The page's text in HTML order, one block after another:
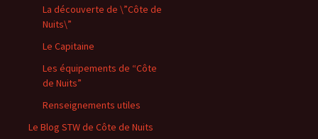
La découverte de \”Côte de
Nuits\”
Le Capitaine
Les équipements de “Côte
de Nuits”
Renseignements utiles
Le Blog STW de Côte de Nuits